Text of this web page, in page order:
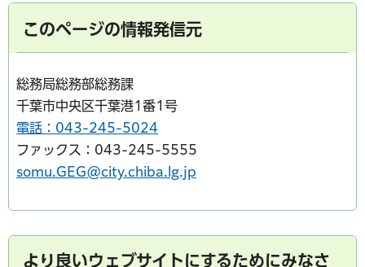
このページの情報発信元
総務局総務部総務課
千葉市中央区千葉港1番1号
電話：043-245-5024
ファックス：043-245-5555
somu.GEG@city.chiba.lg.jp
より良いウェブサイトにするためにみなさ